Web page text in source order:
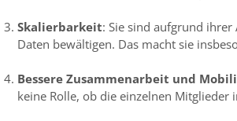
Skalierbarkeit: Sie sind aufgrund
Daten bewältigen. Das macht sie
Bessere Zusammenarbeit und
keine Rolle, ob die einzelnen